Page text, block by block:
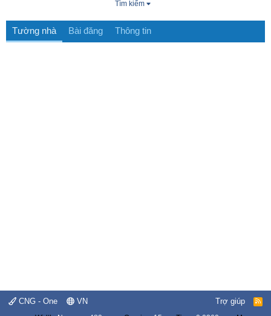
Tìm kiếm
Tường nhà Bài đăng Thông tin
CNG - One VN Trợ giúp
R